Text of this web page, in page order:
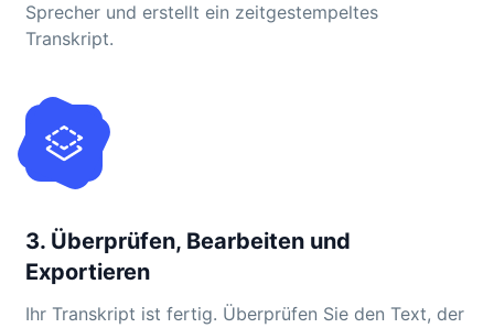
Sprecher und erstellt ein zeitgestempeltes
Transkript.
3. Überprüfen, Bearbeiten und
Exportieren
Ihr Transkript ist fertig. Überprüfen Sie den Text, der